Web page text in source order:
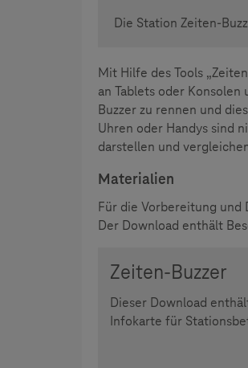
Die Station Zeiten-
Mit Hilfe des Tools
an Tablets oder
Buzzer zu rennen und
Uhren oder Handys sind
darstellen und
Materialien
Für die Vorbereitung
Der Download enthält
Zeiten-Buzzer
Dieser Download
Infokarte für